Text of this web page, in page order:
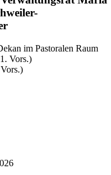
im Pastoralen Raum
Vors.)